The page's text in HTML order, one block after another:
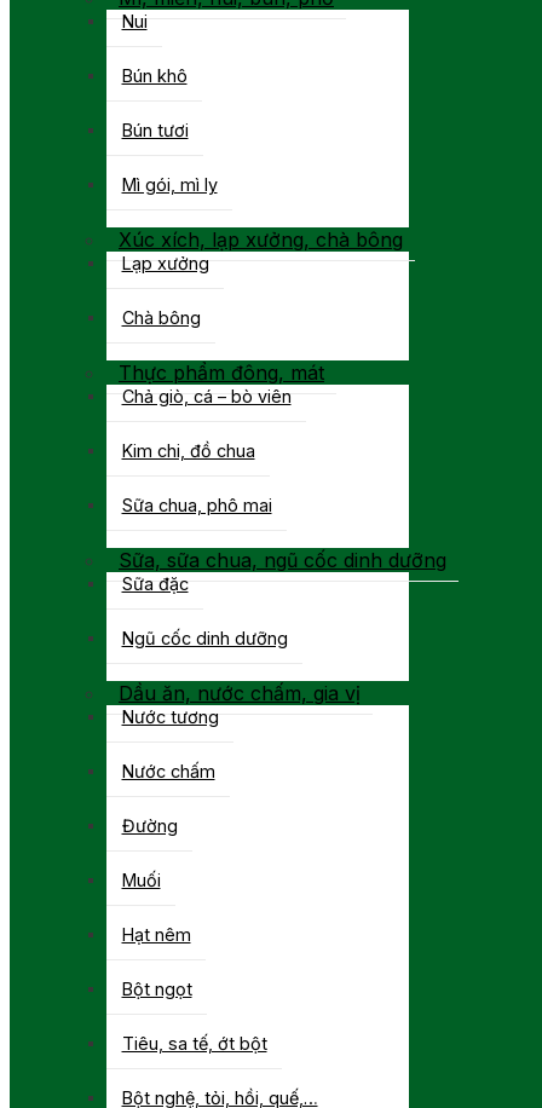
Nui
Bún khô
Bún tươi
Mì gói, mì ly
Xúc xích, lạp xưởng, chà bông
Lạp xưởng
Chà bông
Thực phẩm đông, mát
Chả giò, cá – bò viên
Kim chi, đồ chua
Sữa chua, phô mai
Sữa, sữa chua, ngũ cốc dinh dưỡng
Sữa đặc
Ngũ cốc dinh dưỡng
Dầu ăn, nước chấm, gia vị
Nước tương
Nước chấm
Đường
Muối
Hạt nêm
Bột ngọt
Tiêu, sa tế, ớt bột
Bột nghệ, tỏi, hồi, quế,…